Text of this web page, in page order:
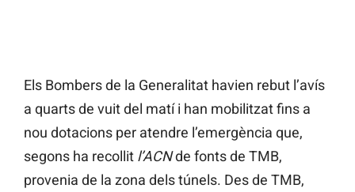
Els Bombers de la Generalitat havien rebut l’avís
a quarts de vuit del matí i han mobilitzat fins a
nou dotacions per atendre l’emergència que,
segons ha recollit l’ACNde fonts de TMB,
provenia de la zona dels túnels. Des de TMB,